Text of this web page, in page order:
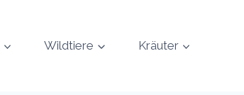
Wildtiere Kräuter